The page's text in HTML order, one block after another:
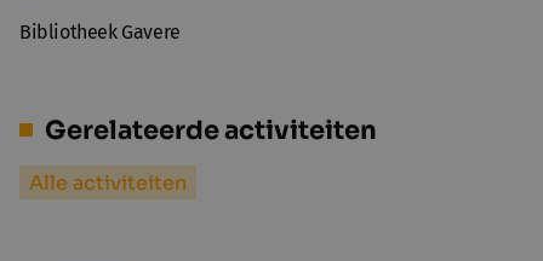
Bibliotheek Gavere
Gerelateerde activiteiten
Alle activiteiten